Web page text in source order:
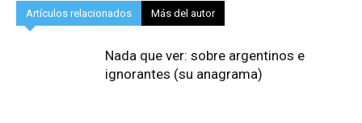
Artículos relacionados Más del autor
Nada que ver: sobre argentinos e
ignorantes (su anagrama)